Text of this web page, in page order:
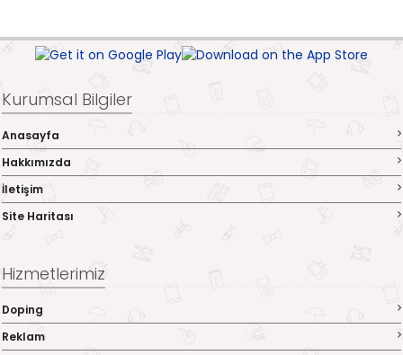
Kurumsal Bilgiler
Anasayfa
Hakkımızda
İletişim
Site Haritası
Hizmetlerimiz
Doping
Reklam